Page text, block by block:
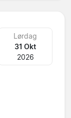
Lørdag
31 Okt
2026